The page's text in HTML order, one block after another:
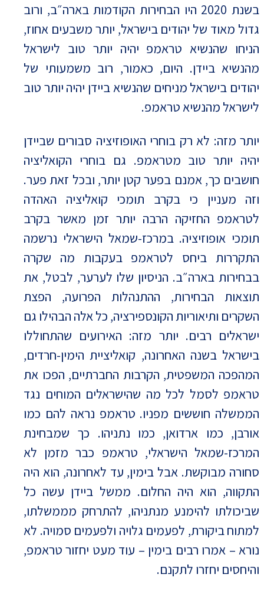
בשנת 2020 היו הבחירות הקודמות בארה״ב, ורוב
גדול מאוד של יהודים בישראל, יותר משבעים אחוז,
הניחו שהנשיא טראמפ יהיה יותר טוב לישראל
מהנשיא ביידן. היום, כאמור, רוב משמעותי של
יהודים בישראל מניחים שהנשיא ביידן יהיה יותר טוב
לישראל מהנשיא טראמפ.
יותר מזה: לא רק בוחרי האופוזיציה סבורים שביידן
יהיה יותר טוב מטראמפ. גם בוחרי הקואליציה
חושבים כך, אמנם בפער קטן יותר, ובכל זאת פער.
וזה מעניין כי בקרב תומכי קואליציה האהדה
לטראמפ החזיקה הרבה יותר זמן מאשר בקרב
תומכי אופוזיציה. במרכז-שמאל הישראלי נרשמה
התקררות ביחס לטראמפ בעקבות מה שקרה
בבחירות בארה״ב. הניסיון שלו לערער, לבטל, את
תוצאות הבחירות, ההתנהלות הפרועה, הפצת
השקרים ותיאוריות הקונספירציה, כל אלה הבהילו גם
ישראלים רבים. יותר מזה: האירועים שהתחוללו
בישראל בשנה האחרונה, קואליציית הימין-חרדים,
המהפכה המשפטית, הקרבות החברתיים, הפכו את
טראמפ לסמל לכל מה שהישראלים המוחים נגד
הממשלה חוששים מפניו. טראמפ נראה להם כמו
אורבן, כמו ארדואן, כמו נתניהו. כך שמבחינת
המרכז-שמאל הישראלי, טראמפ כבר מזמן לא
סחורה מבוקשת. אבל בימין, עד לאחרונה, הוא היה
התקווה, הוא היה החלום. ממשל ביידן עשה כל
שביכולתו להימנע מנתניהו, להתרחק מממשלתו,
למתוח ביקורת, לפעמים גלויה ולפעמים סמויה. לא
נורא – אמרו רבים בימין – עוד מעט יחזור טראמפ,
והיחסים יחזרו לתקנם.